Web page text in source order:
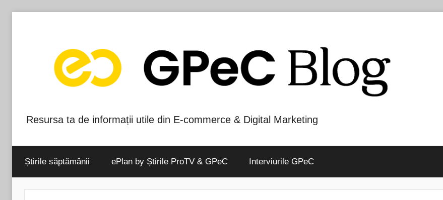
Blog-
ul
GPeC
Resursa ta de informații utile din E-commerce & Digital Marketing
Știrile săptămânii ePlan by Știrile ProTV & GPeC Interviurile GPeC